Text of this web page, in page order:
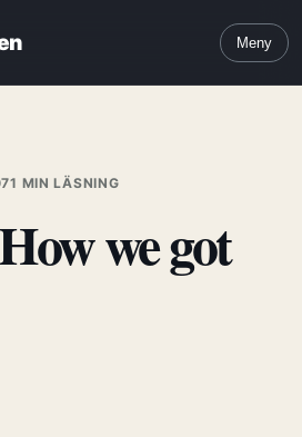
Meny
1 MIN LÄSNING
we got